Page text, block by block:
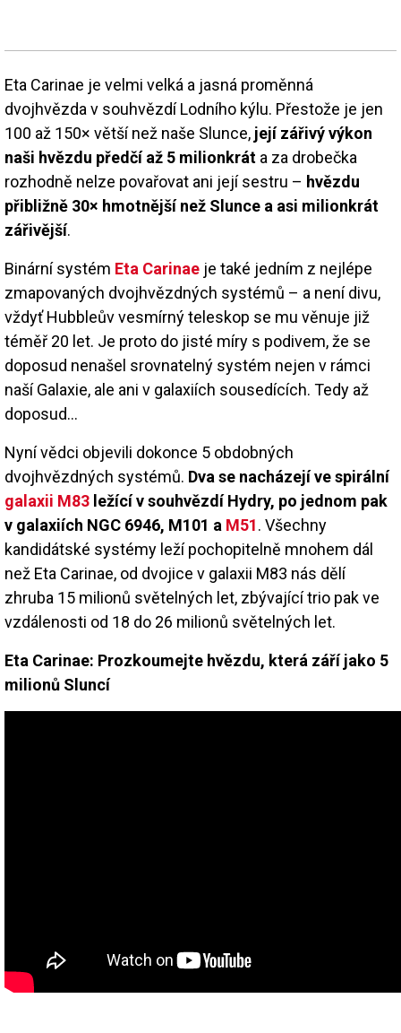
Eta Carinae je velmi velká a jasná proměnná
dvojhvězda v souhvězdí Lodního kýlu. Přestože je jen
100 až 150× větší než naše Slunce, její zářivý výkon
naši hvězdu předčí až 5 milionkrát a za drobečka
rozhodně nelze povařovat ani její sestru – hvězdu
přibližně 30× hmotnější než Slunce a asi milionkrát
zářivější.
Binární systém Eta Carinae je také jedním z nejlépe
zmapovaných dvojhvězdných systémů – a není divu,
vždyť Hubbleův vesmírný teleskop se mu věnuje již
téměř 20 let. Je proto do jisté míry s podivem, že se
doposud nenašel srovnatelný systém nejen v rámci
naší Galaxie, ale ani v galaxiích sousedících. Tedy až
doposud...
Nyní vědci objevili dokonce 5 obdobných
dvojhvězdných systémů. Dva se nacházejí ve spirální
galaxii M83 ležící v souhvězdí Hydry, po jednom pak
v galaxiích NGC 6946, M101 a M51. Všechny
kandidátské systémy leží pochopitelně mnohem dál
než Eta Carinae, od dvojice v galaxii M83 nás dělí
zhruba 15 milionů světelných let, zbývající trio pak ve
vzdálenosti od 18 do 26 milionů světelných let.
Eta Carinae: Prozkoumejte hvězdu, která září jako 5
milionů Sluncí